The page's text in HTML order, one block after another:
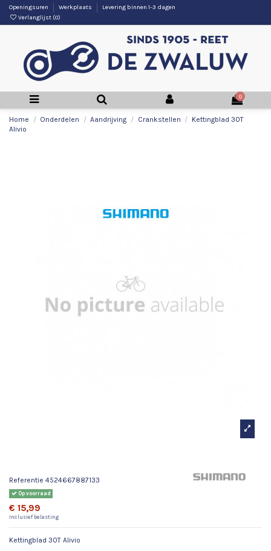
Openingsuren Werkplaats
Levering binnen 1-3 dagen
Verlanglijst (0)
0
Home Onderdelen Aandrijving Crankstellen
Kettingblad 30T
Alivio
Referentie 4524667887133
Op voorraad
€ 15,99
Inclusief belasting
Kettingblad 30T Alivio